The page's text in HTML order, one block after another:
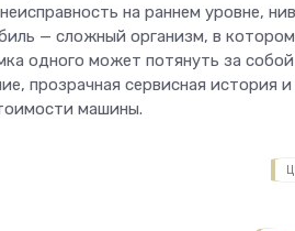
на раннем уровне,
— сложный организм, в
одного может потянуть за
прозрачная сервисная история
машины.